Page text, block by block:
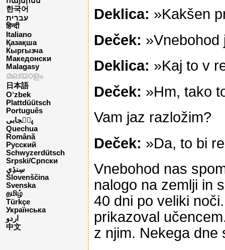
한국어
עברית
हिन्दी
Italiano
Қазақша
Кыргызча
Македонски
Malagasy
മലയാളം
日本語
O‘zbek
Plattdüütsch
Português
پن٘جابی
Quechua
Română
Русский
Schwyzerdütsch
Srpski/Српски
Slovenščina
Svenska
தமிழ்
Türkçe
Українська
اردو
中文
Deklica: »Kakšen
Deček: »Vnebohod
Deklica: »Kaj to v
Deček: »Hm, tako
Vam jaz razložim?
Deček: »Da, to bi
Vnebohod nas
nalogo na zemlji in
40 dni po veliki
prikazoval
z njim. Nekega dne